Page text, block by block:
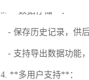
3. **数据存储**：
- 保存历史记录，供后
- 支持导出数据功能
4. **多用户支持**：